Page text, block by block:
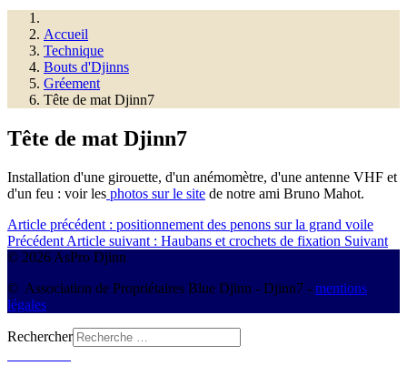
Accueil
Technique
Bouts d'Djinns
Gréement
Tête de mat Djinn7
Tête de mat Djinn7
Installation d'une girouette, d'un anémomètre, d'une antenne VHF et
d'un feu : voir les photos sur le site de notre ami Bruno Mahot.
Article précédent : positionnement des penons sur la grand voile
Précédent Article suivant : Haubans et crochets de fixation Suivant
© 2026 AsPro Djinn
© Association de Propriétaires Blue Djinn - Djinn7 - mentions
légales
Rechercher